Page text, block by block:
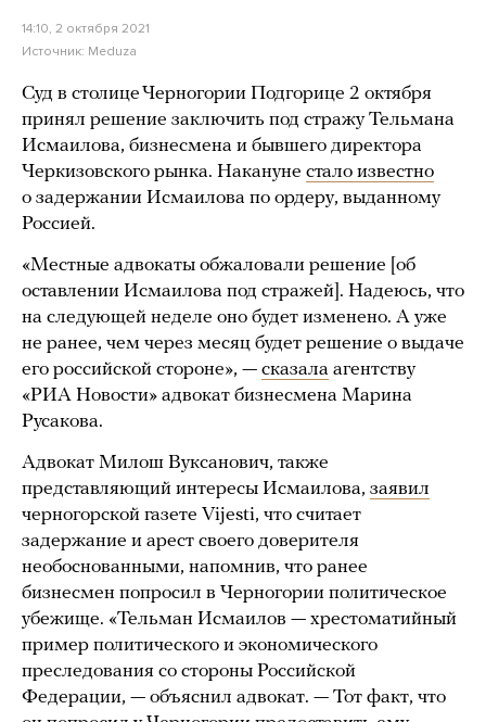
14:10, 2 октября 2021
Источник: Meduza
Суд в столице Черногории Подгорице 2 октября
принял решение заключить под стражу Тельмана
Исмаилова, бизнесмена и бывшего директора
Черкизовского рынка. Накануне стало известно
о задержании Исмаилова по ордеру, выданному
Россией.
«Местные адвокаты обжаловали решение [об
оставлении Исмаилова под стражей]. Надеюсь, что
на следующей неделе оно будет изменено. А уже
не ранее, чем через месяц будет решение о выдаче
его российской стороне», — сказала агентству
«РИА Новости» адвокат бизнесмена Марина
Русакова.
Адвокат Милош Вуксанович, также
представляющий интересы Исмаилова, заявил
черногорской газете Vijesti, что считает
задержание и арест своего доверителя
необоснованными, напомнив, что ранее
бизнесмен попросил в Черногории политическое
убежище. «Тельман Исмаилов — хрестоматийный
пример политического и экономического
преследования со стороны Российской
Федерации, — объяснил адвокат. — Тот факт, что